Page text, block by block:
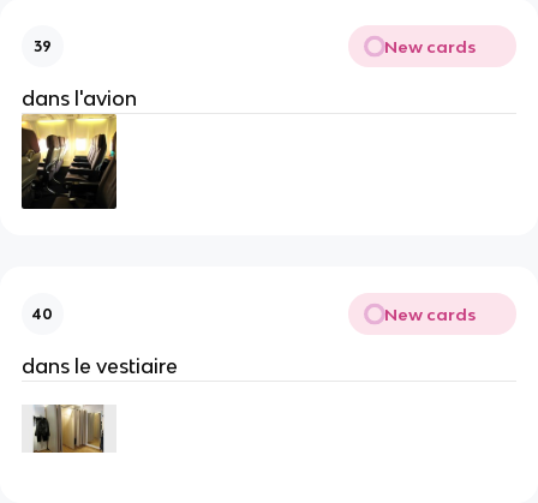
39 New cards
dans l'avion
40 New cards
dans le vestiaire